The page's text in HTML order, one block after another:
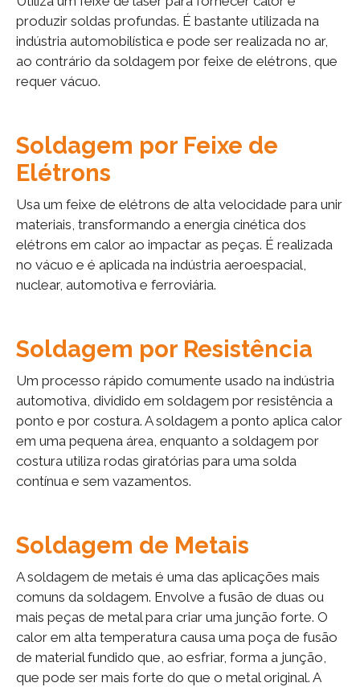
produzir soldas profundas. É bastante utilizada na
indústria automobilística e pode ser realizada no ar,
ao contrário da soldagem por feixe de elétrons, que
requer vácuo.
Soldagem por Feixe de
Elétrons
Usa um feixe de elétrons de alta velocidade para unir
materiais, transformando a energia cinética dos
elétrons em calor ao impactar as peças. É realizada
no vácuo e é aplicada na indústria aeroespacial,
nuclear, automotiva e ferroviária.
Soldagem por Resistência
Um processo rápido comumente usado na indústria
automotiva, dividido em soldagem por resistência a
ponto e por costura. A soldagem a ponto aplica calor
em uma pequena área, enquanto a soldagem por
costura utiliza rodas giratórias para uma solda
contínua e sem vazamentos.
Soldagem de Metais
A soldagem de metais é uma das aplicações mais
comuns da soldagem. Envolve a fusão de duas ou
mais peças de metal para criar uma junção forte. O
calor em alta temperatura causa uma poça de fusão
de material fundido que, ao esfriar, forma a junção,
que pode ser mais forte do que o metal original. A